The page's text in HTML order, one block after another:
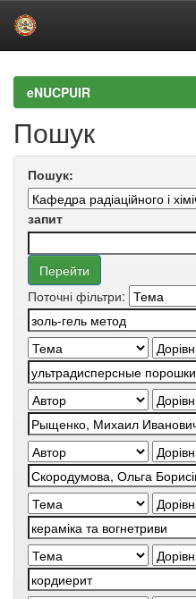
navigationeNUCPUIR
Пошук
Пошук:
запит
Поточні фільтри: